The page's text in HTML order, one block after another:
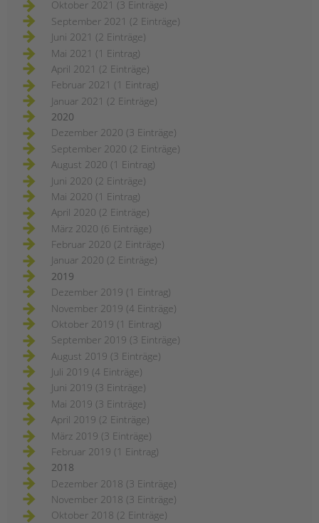
Oktober 2021 (3 Einträge)
September 2021 (2 Einträge)
Juni 2021 (2 Einträge)
Mai 2021 (1 Eintrag)
April 2021 (2 Einträge)
Februar 2021 (1 Eintrag)
Januar 2021 (2 Einträge)
2020
Dezember 2020 (3 Einträge)
September 2020 (2 Einträge)
August 2020 (1 Eintrag)
Juni 2020 (2 Einträge)
Mai 2020 (1 Eintrag)
April 2020 (2 Einträge)
März 2020 (6 Einträge)
Februar 2020 (2 Einträge)
Januar 2020 (2 Einträge)
2019
Dezember 2019 (1 Eintrag)
November 2019 (4 Einträge)
Oktober 2019 (1 Eintrag)
September 2019 (3 Einträge)
August 2019 (3 Einträge)
Juli 2019 (4 Einträge)
Juni 2019 (3 Einträge)
Mai 2019 (3 Einträge)
April 2019 (2 Einträge)
März 2019 (3 Einträge)
Februar 2019 (1 Eintrag)
2018
Dezember 2018 (3 Einträge)
November 2018 (3 Einträge)
Oktober 2018 (2 Einträge)